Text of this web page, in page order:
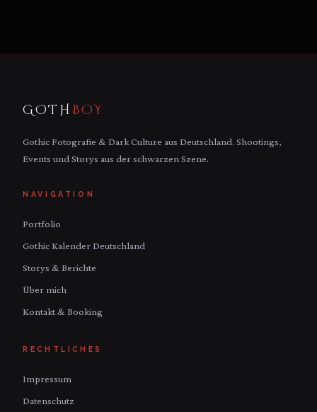
GOTH BOY
Gothic Fotografie & Dark Culture aus Deutschland. Shootings,
Events und Storys aus der schwarzen Szene.
NAVIGATION
Portfolio
Gothic Kalender Deutschland
Storys & Berichte
Über mich
Kontakt & Booking
RECHTLICHES
Impressum
Datenschutz